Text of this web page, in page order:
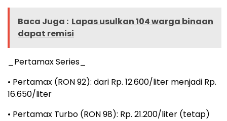
Baca Juga : Lapas usulkan 104 warga binaan
dapat remisi
_Pertamax Series_
• Pertamax (RON 92): dari Rp. 12.600/liter menjadi Rp.
16.650/liter
• Pertamax Turbo (RON 98): Rp. 21.200/liter (tetap)